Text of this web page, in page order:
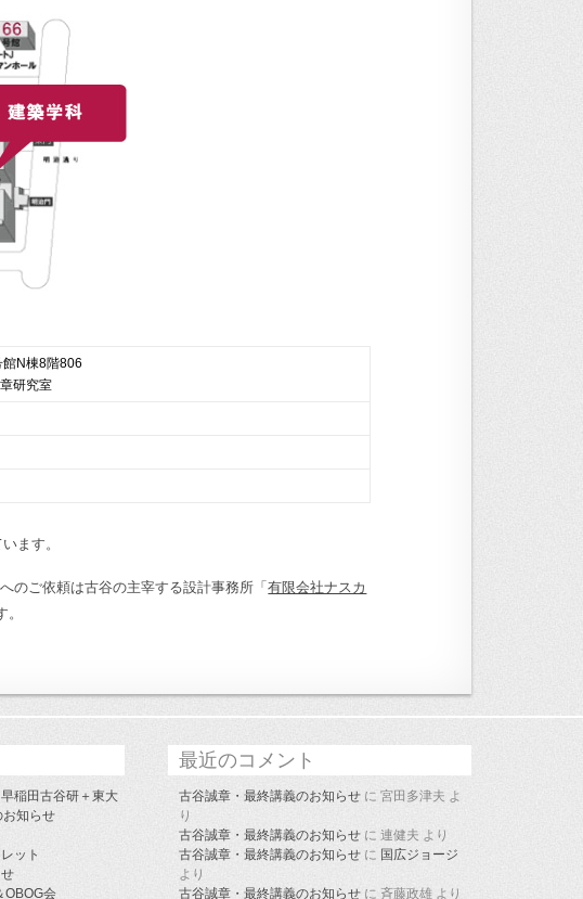
N棟8階806
研究室
ます。
のご依頼は古谷の主宰する設計事務所「有限会社ナスカ
稲田古谷研＋東大
知らせ
ット
OBOG会
最近のコメント
古谷誠章・最終講義のお知らせ に 宮田多津夫 よ
り
古谷誠章・最終講義のお知らせ に 連健夫 より
古谷誠章・最終講義のお知らせ に 国広ジョージ
より
古谷誠章・最終講義のお知らせ に 斉藤政雄 より